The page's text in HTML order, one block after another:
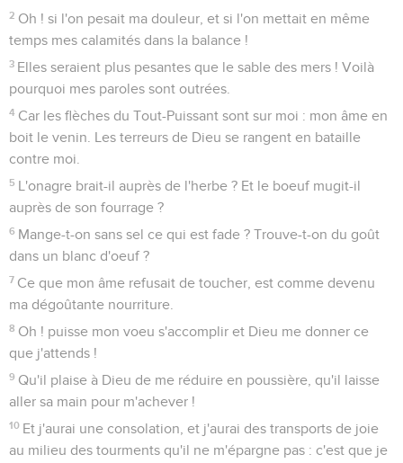
2 Oh ! si l'on pesait ma douleur, et si l'on mettait en même
temps mes calamités dans la balance !
3 Elles seraient plus pesantes que le sable des mers ! Voilà
pourquoi mes paroles sont outrées.
4 Car les flèches du Tout-Puissant sont sur moi : mon âme en
boit le venin. Les terreurs de Dieu se rangent en bataille
contre moi.
5 L'onagre brait-il auprès de l'herbe ? Et le boeuf mugit-il
auprès de son fourrage ?
6 Mange-t-on sans sel ce qui est fade ? Trouve-t-on du goût
dans un blanc d'oeuf ?
7 Ce que mon âme refusait de toucher, est comme devenu
ma dégoûtante nourriture.
8 Oh ! puisse mon voeu s'accomplir et Dieu me donner ce
que j'attends !
9 Qu'il plaise à Dieu de me réduire en poussière, qu'il laisse
aller sa main pour m'achever !
10 Et j'aurai une consolation, et j'aurai des transports de joie
au milieu des tourments qu'il ne m'épargne pas : c'est que je